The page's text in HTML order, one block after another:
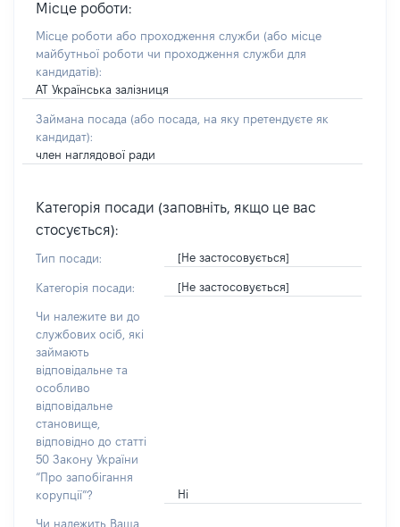
Місце роботи:
Місце роботи або проходження служби (або місце
майбутньої роботи чи проходження служби для
кандидатів):
АТ Українська залізниця
Займана посада (або посада, на яку претендуєте як
кандидат):
член наглядової ради
Категорія посади (заповніть, якщо це вас
стосується):
Тип посади: [Не застосовується]
Категорія посади: [Не застосовується]
Чи належите ви до
службових осіб, які
займають
відповідальне та
особливо
відповідальне
становище,
відповідно до статті
50 Закону України
“Про запобігання
корупції”?
Ні
Чи належить Ваша